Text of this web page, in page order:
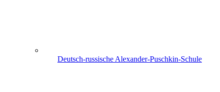
Deutsch-russische Alexander-Puschkin-Schule